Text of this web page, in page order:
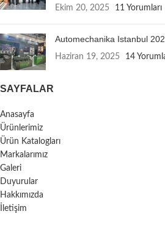
Ekim 20, 2025 11 Yorumları
Automechanika Istanbul
Haziran 19, 2025 14
SAYFALAR
Anasayfa
Ürünlerimiz
Ürün Katalogları
Markalarımız
Galeri
Duyurular
Hakkımızda
İletişim